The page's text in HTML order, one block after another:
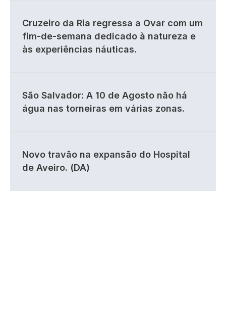
Cruzeiro da Ria regressa a Ovar com um
fim-de-semana dedicado à natureza e
às experiências náuticas.
São Salvador: A 10 de Agosto não há
água nas torneiras em várias zonas.
Novo travão na expansão do Hospital
de Aveiro. (DA)